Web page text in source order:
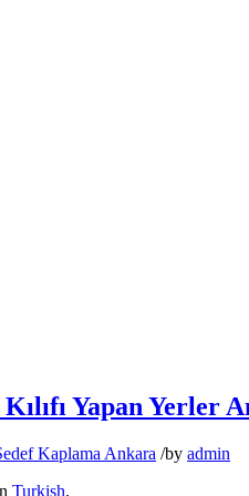
Yapan Yerler
Kaplama Ankara /by admin
Turkish.